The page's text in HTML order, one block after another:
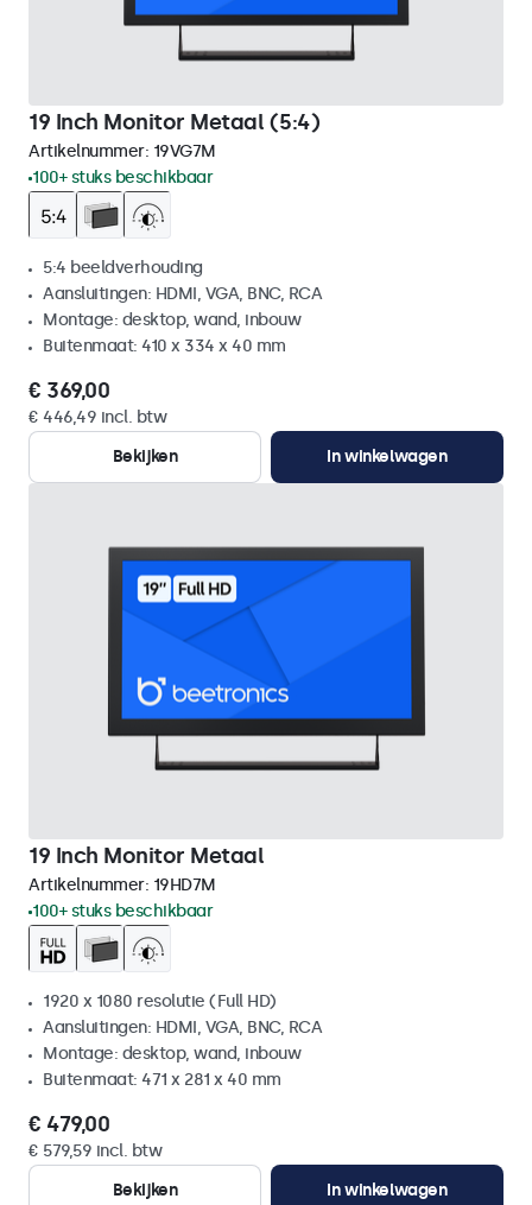
19 Inch Monitor Metaal (5:4)
Artikelnummer: 19VG7M
100+ stuks beschikbaar
5:4 beeldverhouding
Aansluitingen: HDMI, VGA, BNC, RCA
Montage: desktop, wand, inbouw
Buitenmaat: 410 x 334 x 40 mm
€ 369,00
€ 446,49 incl. btw
Bekijken
In winkelwagen
19 Inch Monitor Metaal
Artikelnummer: 19HD7M
100+ stuks beschikbaar
1920 x 1080 resolutie (Full HD)
Aansluitingen: HDMI, VGA, BNC, RCA
Montage: desktop, wand, inbouw
Buitenmaat: 471 x 281 x 40 mm
€ 479,00
€ 579,59 incl. btw
Bekijken
In winkelwagen